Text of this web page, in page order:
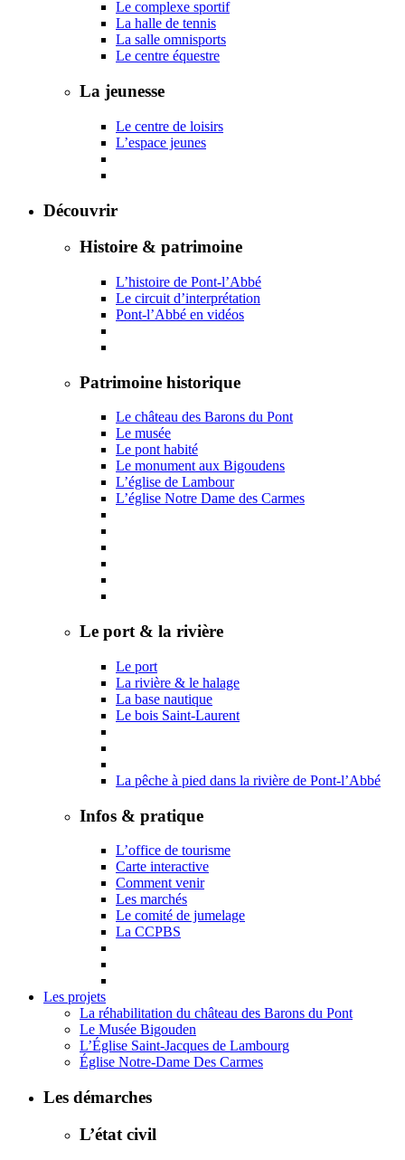
Le complexe sportif
La halle de tennis
La salle omnisports
Le centre équestre
La jeunesse
Le centre de loisirs
L’espace jeunes
Découvrir
Histoire & patrimoine
L’histoire de Pont-l’Abbé
Le circuit d’interprétation
Pont-l’Abbé en vidéos
Patrimoine historique
Le château des Barons du Pont
Le musée
Le pont habité
Le monument aux Bigoudens
L’église de Lambour
L’église Notre Dame des Carmes
Le port & la rivière
Le port
La rivière & le halage
La base nautique
Le bois Saint-Laurent
La pêche à pied dans la rivière de Pont-l’Abbé
Infos & pratique
L’office de tourisme
Carte interactive
Comment venir
Les marchés
Le comité de jumelage
La CCPBS
Les projets
La réhabilitation du château des Barons du Pont
Le Musée Bigouden
L’Église Saint-Jacques de Lambourg
Église Notre-Dame Des Carmes
Les démarches
L’état civil